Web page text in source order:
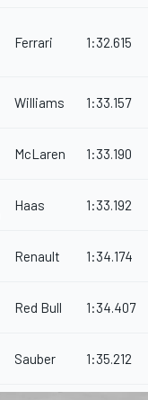
Ferrari 1:32.615
Williams 1:33.157
McLaren 1:33.190
Haas 1:33.192
Renault 1:34.174
Red Bull 1:34.407
Sauber 1:35.212